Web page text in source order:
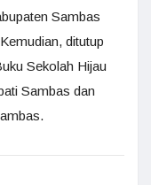
Sambas
ditutup
Sekolah Hijau
Sambas dan